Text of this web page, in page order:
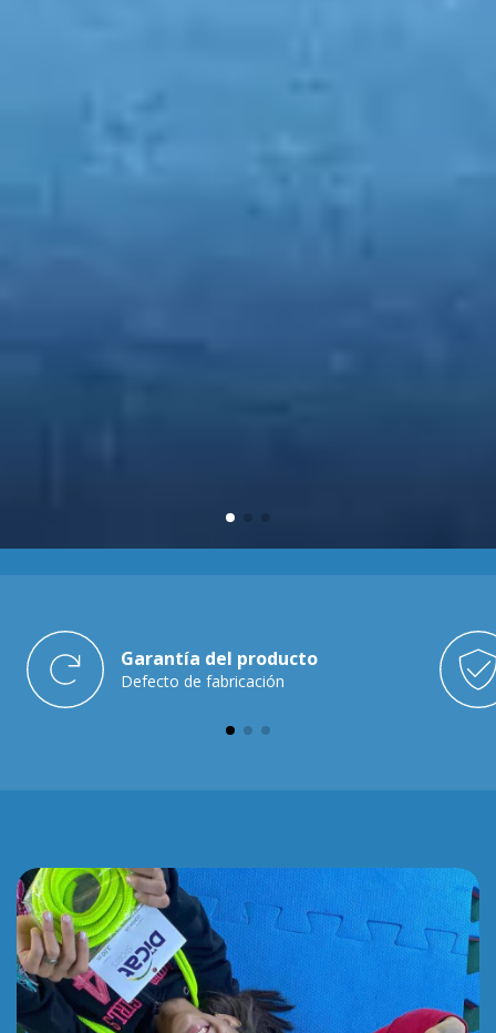
Garantía del producto
Defecto de fabricación